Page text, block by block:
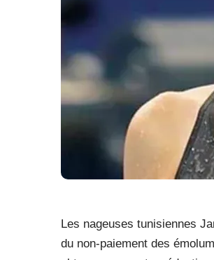
Les nageuses tunisiennes
du non-paiement des